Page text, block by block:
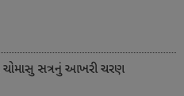
સત્રનું આખરી ચરણ